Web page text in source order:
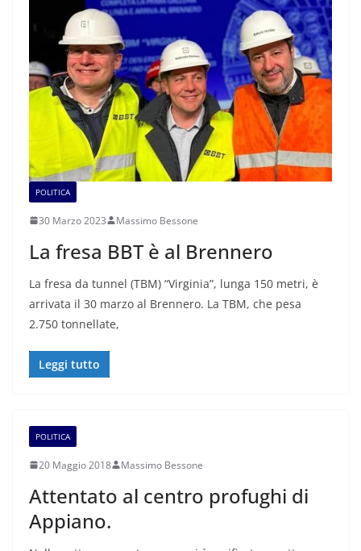
POLITICA
30 Marzo 2023 Massimo Bessone
La fresa BBT è al Brennero
La fresa da tunnel (TBM) “Virginia”, lunga 150 metri, è
arrivata il 30 marzo al Brennero. La TBM, che pesa
2.750 tonnellate,
Leggi tutto
POLITICA
20 Maggio 2018 Massimo Bessone
Attentato al centro profughi di
Appiano.